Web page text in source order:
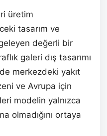
üretim
tasarım ve
değerli bir
galeri dış tasarımı
de merkezdeki yakıt
ve Avrupa için
modelin yalnızca
olmadığını ortaya